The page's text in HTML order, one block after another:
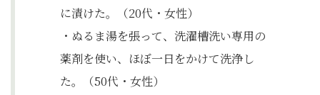
に漬けた。（20代・女性）
・ぬるま湯を張って、洗濯槽洗い専用の
薬剤を使い、ほぼ一日をかけて洗浄し
た。（50代・女性）